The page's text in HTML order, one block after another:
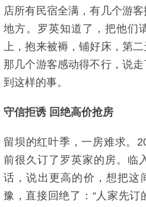
店所有民宿全满，有几个游
地方。罗英知道了，把他们
上，抱来被褥，铺好床，第二
那几个游客感动得不行，说
到这样的事。
守信拒诱 回绝高价抢房
留坝的红叶季，一房难求。
前很久订了罗英家的房。临
话，说出更高的价，想把这
豫，直接回绝了：“人家先订